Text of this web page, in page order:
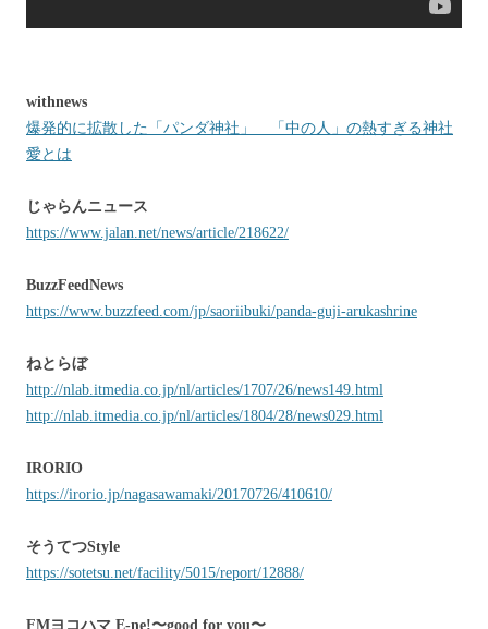
withnews
爆発的に拡散した「パンダ神社」 「中の人」の熱すぎる神社
愛とは
じゃらんニュース
https://www.jalan.net/news/article/218622/
BuzzFeedNews
https://www.buzzfeed.com/jp/saoriibuki/panda-guji-arukashrine
ねとらぼ
http://nlab.itmedia.co.jp/nl/articles/1707/26/news149.html
http://nlab.itmedia.co.jp/nl/articles/1804/28/news029.html
IRORIO
https://irorio.jp/nagasawamaki/20170726/410610/
そうてつStyle
https://sotetsu.net/facility/5015/report/12888/
FMヨコハマ E-ne!〜good for you〜